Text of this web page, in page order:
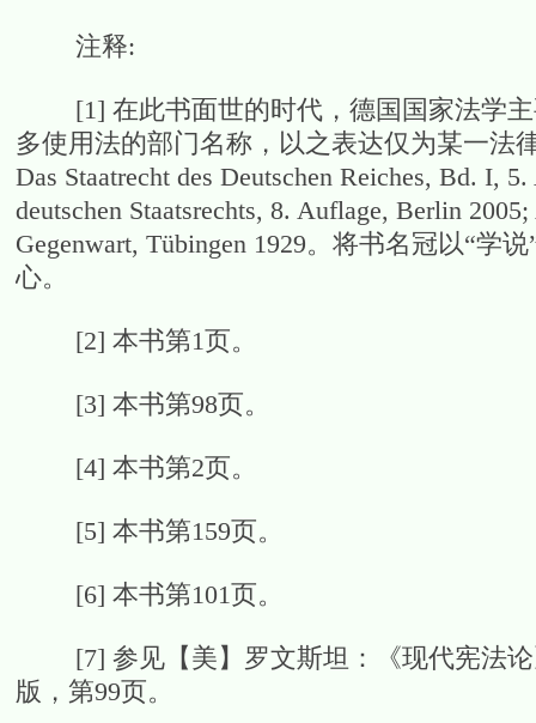
注释:
[1] 在此书面世的时代，德国国家法学主
多使用法的部门名称，以之表达仅为某一法
Das Staatrecht des Deutschen Reiches, Bd. I,
deutschen Staatsrechts, 8. Auflage, Berlin
Gegenwart, Tübingen 1929。将书名冠以“学
心。
[2] 本书第1页。
[3] 本书第98页。
[4] 本书第2页。
[5] 本书第159页。
[6] 本书第101页。
[7] 参见【美】罗文斯坦：《现代宪法论
版，第99页。